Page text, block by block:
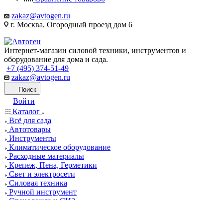
zakaz@avtogen.ru
г. Москва, Огородный проезд дом 6
Интернет-магазин силовой техники, инструментов и
оборудование для дома и сада.
+7 (495) 374-51-49
zakaz@avtogen.ru
Поиск
Войти
Каталог
Всё для сада
Автотовары
Инструменты
Климатическое оборудование
Расходные материалы
Крепеж, Пена, Герметики
Свет и электросети
Силовая техника
Ручной инструмент